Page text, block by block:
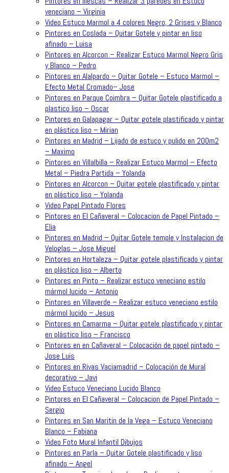
veneciano – Virginia
Video Estuco Marmol a 4 colores Negro, 2 Grises y Blanco
Pintores en Coslada – Quitar Gotele y pintar en liso
afinado – Luisa
Pintores en Alcorcon – Realizar Estuco Marmol Negro Gris
y Blanco – Pedro
Pintores en Alalpardo – Quitar Gotele – Estuco Marmol –
Efecto Metal Cromado– Jose
Pintores en Parque Coimbra – Quitar Gotele plastificado a
plastico liso – Oscar
Pintores en Galapagar – Quitar gotele plastificado y pintar
en plástico liso – Mirian
Pintores en Madrid – Lijado de estuco y pulido en 200m2
– Maximo
Pintores en Villalbilla – Realizar Estuco Marmol – Efecto
Metal – Piedra Partida – Yolanda
Pintores en Alcorcon – Quitar gotele plastificado y pintar
en plástico liso – Yolanda
Video Papel Pintado Flores
Pintores en El Cañaveral – Colocacion de Papel Pintado –
Elia
Pintores en Madrid – Quitar Gotele temple y Instalacion de
Veloglas – Jose Miguel
Pintores en Hortaleza – Quitar gotele plastificado y pintar
en plástico liso – Alberto
Pintores en Pinto – Realizar estuco veneciano estilo
mármol lucido – Antonio
Pintores en Villaverde – Realizar estuco veneciano estilo
mármol lucido – Jesus
Pintores en Camarma – Quitar gotele plastificado y pintar
en plástico liso – Francisco
Pintores en en Cañaveral – Colocación de papel pintado –
Jose Luis
Pintores en Rivas Vaciamadrid – Colocación de Mural
decorativo – Javi
Video Estuco Veneciano Lucido Blanco
Pintores en El Cañaveral – Colocacion de Papel Pintado –
Sergio
Pintores en San Maritin de la Vega – Estuco Veneciano
Blanco – Fabiana
Video Foto Mural Infantil Dibujos
Pintores en Parla – Quitar Gotele plastificado y liso
afinado – Angel